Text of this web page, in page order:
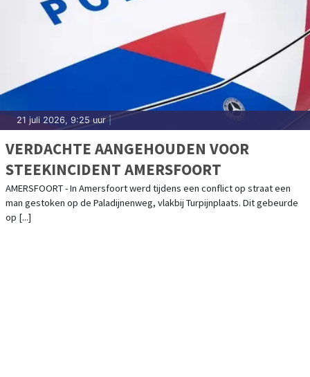
21 juli 2026, 9:25 uur|
VERDACHTE AANGEHOUDEN VOOR
STEEKINCIDENT AMERSFOORT
AMERSFOORT - In Amersfoort werd tijdens een conflict op straat een
man gestoken op de Paladijnenweg, vlakbij Turpijnplaats. Dit gebeurde
op [...]